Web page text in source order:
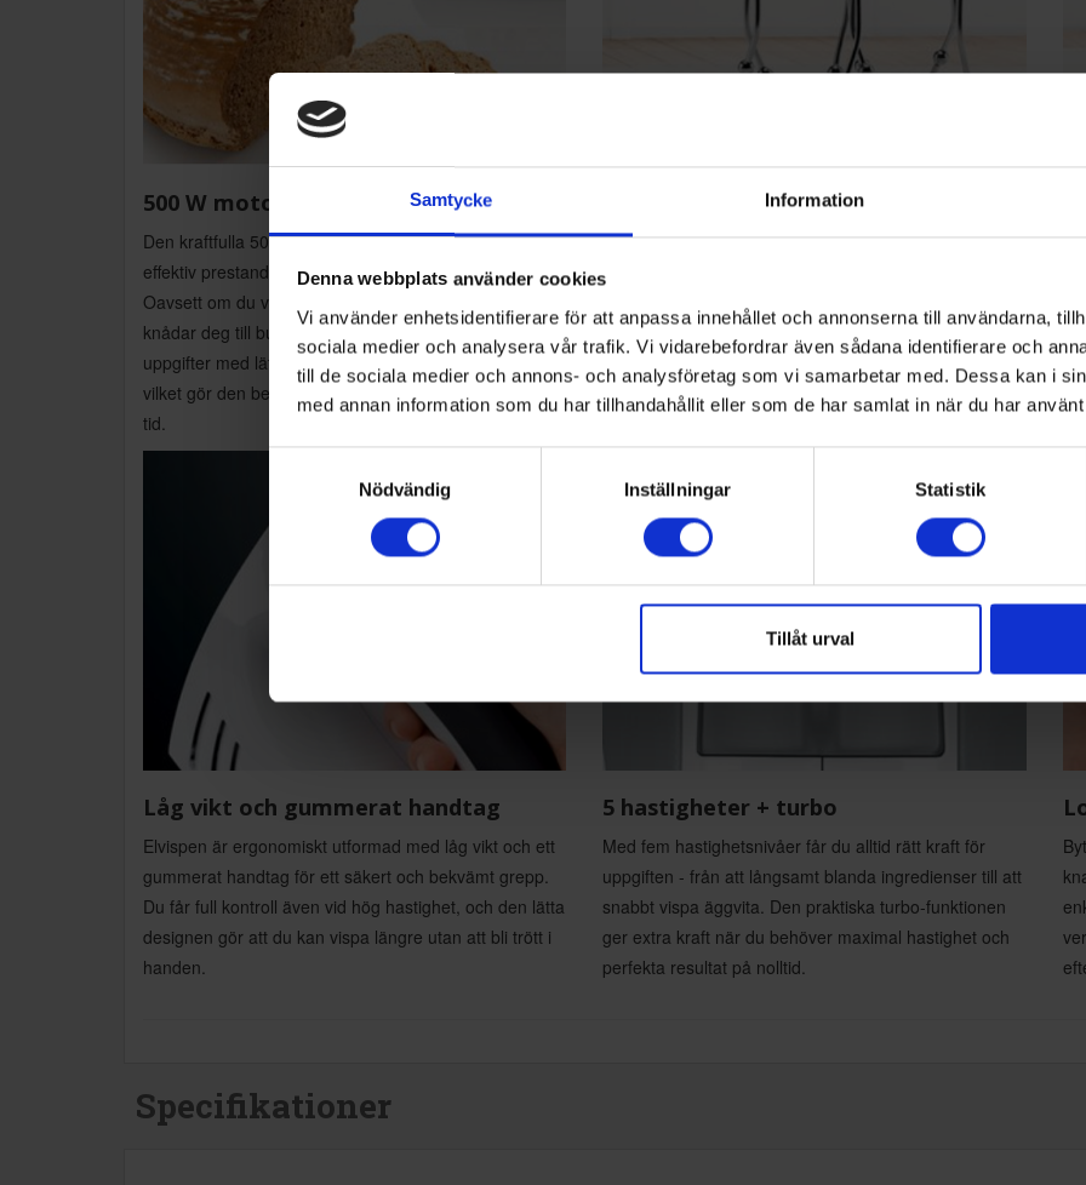
Samtycke Information
Denna webbplats använder cookies
Vi använder enhetsidentifierare för att anpassa innehållet och annonserna till användarna,
sociala medier och analysera vår trafik. Vi vidarebefordrar även sådana identifierare och
till de sociala medier och annons- och analysföretag som vi samarbetar med. Dessa kan i
med annan information som du har tillhandahållit eller som de har samlat in när du har
Nödvändig
Inställningar Statistik
Tillåt urval
500 W motor
Den kraftfulla 500 watts motorn levererar stabil och
effektiv prestanda vid både bakning och matlagning.
Oavsett om du vispar grädde, blandar kaksmet eller
knådar deg till bullar och bröd, klarar elvispen alla
uppgifter med lätthet. Motorn är dessutom tystgående,
vilket gör den behaglig att använda även under längre
tid.
Med Boschs FineCreamer-vispar får du fluffigare
grädde, lättare smet och krämigare desserter. De
innovativa visparna har små kulor som effektivt slår in
luft i det du vispar, vilket ger mer volym på kortare tid.
Perfekt för allt från maränger och vispgrädde till smet
för luftiga bakverk.
Låg vikt och gummerat handtag
Elvispen är ergonomiskt utformad med låg vikt och ett
gummerat handtag för ett säkert och bekvämt grepp.
Du får full kontroll även vid hög hastighet, och den lätta
designen gör att du kan vispa längre utan att bli trött i
handen.
5 hastigheter + turbo
Med fem hastighetsnivåer får du alltid rätt kraft för
uppgiften - från att långsamt blanda ingredienser till att
snabbt vispa äggvita. Den praktiska turbo-funktionen
ger extra kraft när du behöver maximal hastighet och
perfekta resultat på nolltid.
Specifikationer